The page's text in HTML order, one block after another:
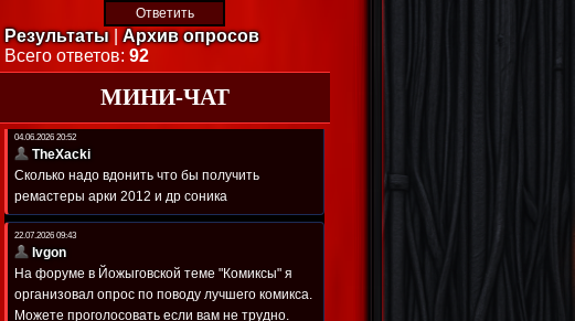
Результаты|Архив опросов
Всего ответов: 92
МИНИ-ЧАТ